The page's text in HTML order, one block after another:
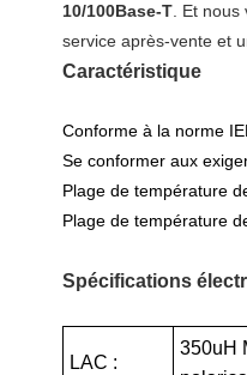
10/100Base-T. Et nous
service après-vente et
Caractéristique
Conforme à la norme
Se conformer aux
Plage de température
Plage de température
Spécifications
LAC :
350uH